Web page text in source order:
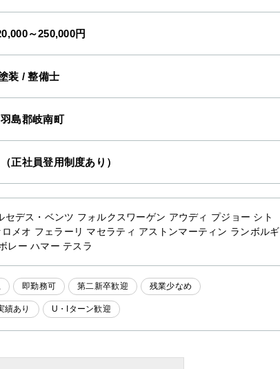
～250,000円
装 /整備士
島郡岐南町
正社員登用制度あり）
デス・ベンツ フォルクスワーゲン アウディ プジョー シト
メオ フェラーリ マセラティ アストンマーティン ランボルギ
レー ハマー テスラ
即勤務可 第二新卒歓迎 残業少なめ
績あり U・Iターン歓迎